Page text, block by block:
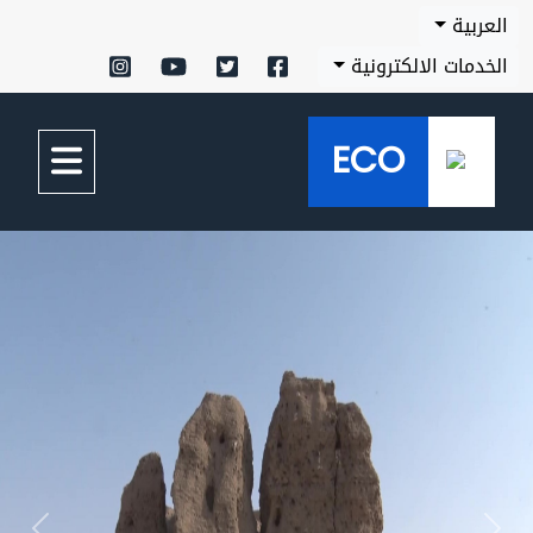
العربية
الخدمات الالكترونية
ECO